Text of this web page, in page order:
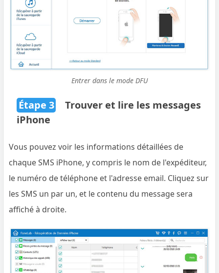
Entrer dans le mode DFU
Étape 3
Trouver et lire les messages
iPhone
Vous pouvez voir les informations détaillées de
chaque SMS iPhone, y compris le nom de l'expéditeur,
le numéro de téléphone et l'adresse email. Cliquez sur
les SMS un par un, et le contenu du message sera
affiché à droite.